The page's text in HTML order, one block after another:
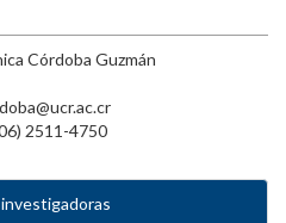
Córdoba Guzmán
2511-4750